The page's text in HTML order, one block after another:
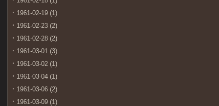
1961-02-19 (1)
1961-02-23 (2)
1961-02-28 (2)
1961-03-01 (3)
1961-03-02 (1)
1961-03-04 (1)
1961-03-06 (2)
1961-03-09 (1)